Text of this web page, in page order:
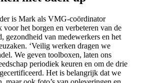
is Mark als VMG-coördinator
het borgen en verbeteren van de
gezondheid van medewerkers en het
‘Veilig werken dragen we
We geven toolboxen, laten ons
periodiek keuren en om de drie
Het is belangrijk dat we